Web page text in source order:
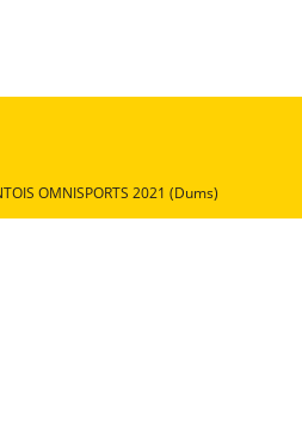
OMNISPORTS 2021 (Dums)